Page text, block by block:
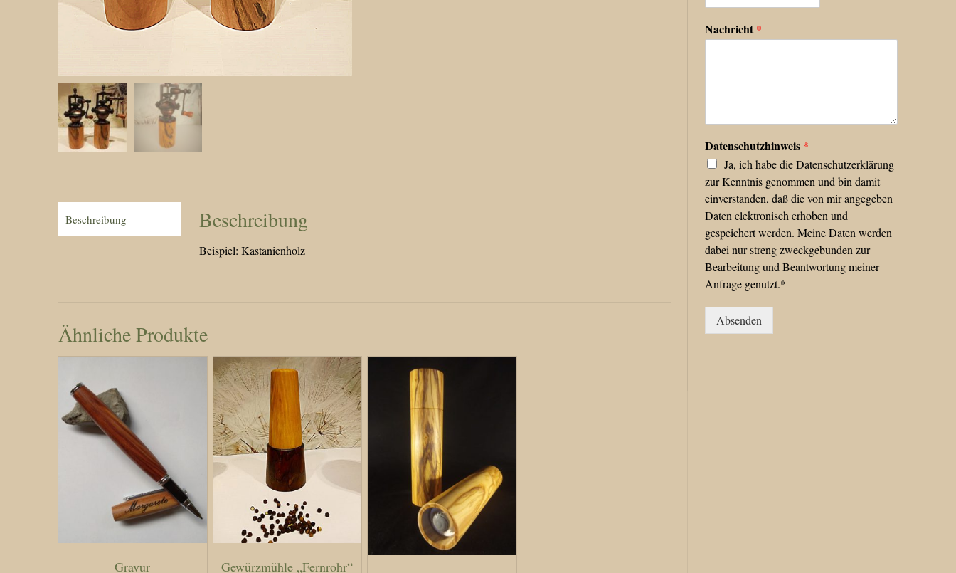
Beschreibung Beschreibung
Beispiel: Kastanienholz
Ähnliche Produkte
Gravur Gewürzmühle „Fernrohr“
Nachricht *
Datenschutzhinweis *
Ja, ich habe die Datenschutzerklärung
zur Kenntnis genommen und bin damit
einverstanden, daß die von mir angegeben
Daten elektronisch erhoben und
gespeichert werden. Meine Daten werden
dabei nur streng zweckgebunden zur
Bearbeitung und Beantwortung meiner
Anfrage genutzt.*
Absenden